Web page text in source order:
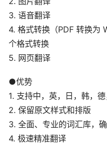
3. 语音翻译
4. 格式转换（PDF 转换为
个格式转换
5. 网页翻译
●优势
1. 支持中，英，日，韩，
2. 保留原文样式和排版
3. 全面、专业的词汇库，
4. 极速精准翻译